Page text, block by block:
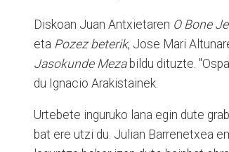
Diskoan Juan Antxietaren O Bone
eta Pozez beterik, Jose Mari
Jasokunde Mezabildu dituzte.
du Ignacio Arakistainek.
Urtebete inguruko lana egin dute
bat ere utzi du. Julian Barrenetxea